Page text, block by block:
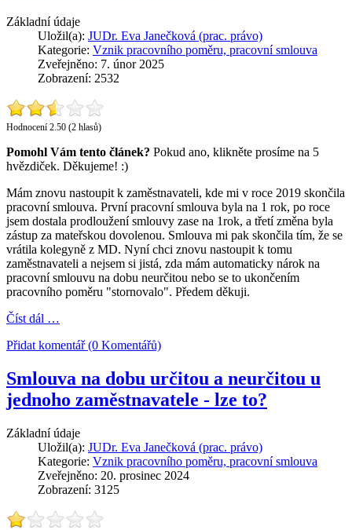
Základní údaje
Uložil(a): JUDr. Eva Janečková (prac. právo)
Kategorie: Vznik pracovního poměru, pracovní smlouva
Zveřejněno: 7. únor 2025
Zobrazení: 2532
Hodnocení 2.50 (2 hlasů)
Pomohl Vám tento článek? Pokud ano, klikněte prosíme na 5
hvězdiček. Děkujeme! :)
Mám znovu nastoupit k zaměstnavateli, kde mi v roce 2019 skončila
pracovní smlouva. První pracovní smlouva byla na 1 rok, po roce
jsem dostala prodloužení smlouvy zase na 1rok, a třetí změna byla
zástup za mateřskou dovolenou. Smlouva mi pak skončila tím, že se
vrátila kolegyně z MD. Nyní chci znovu nastoupit k tomu
zaměstnavateli a nejsem si jistá, zda mám automaticky nárok na
pracovní smlouvu na dobu neurčitou nebo se to ukončením
pracovního poměru "stornovalo". Předem děkuji.
Číst dál …
Přidat komentář (0 Komentářů)
Smlouva na dobu určitou a neurčitou u
jednoho zaměstnavatele - lze to?
Základní údaje
Uložil(a): JUDr. Eva Janečková (prac. právo)
Kategorie: Vznik pracovního poměru, pracovní smlouva
Zveřejněno: 20. prosinec 2024
Zobrazení: 3125